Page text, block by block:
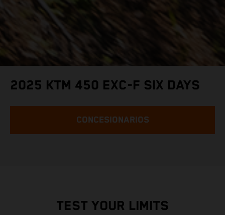
2025 KTM 450 EXC-F SIX DAYS
CONCESIONARIOS
TEST YOUR LIMITS